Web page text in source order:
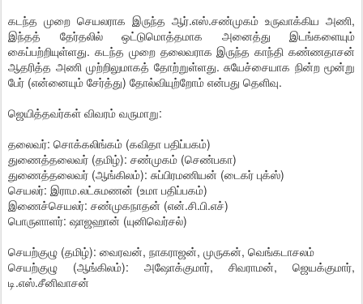
கடந்த முறை செயலராக இருந்த ஆர்.எஸ்.சண்முகம் உருவாக்கிய அணி,
இந்தத் தேர்தலில் ஒட்டுமொத்தமாக அனைத்து இடங்களையும்
கைப்பற்றியுள்ளது. கடந்த முறை தலைவராக இருந்த காந்தி கண்ணதாசன்
ஆதரித்த அணி முற்றிலுமாகத் தோற்றுள்ளது. சுயேச்சையாக நின்ற மூன்று
பேர் (என்னையும் சேர்த்து) தோல்வியுற்றோம் என்பது தெளிவு.
ஜெயித்தவர்கள் விவரம் வருமாறு:
தலைவர்: சொக்கலிங்கம் (கவிதா பதிப்பகம்)
துணைத்தலைவர் (தமிழ்): சண்முகம் (செண்பகா)
துணைத்தலைவர் (ஆங்கிலம்): சுப்பிரமணியன் (டைகர் புக்ஸ்)
செயலர்: இராம.லட்சுமணன் (உமா பதிப்பகம்)
இணைச்செயலர்: சண்முகநாதன் (என்.சி.பி.எச்)
பொருளாளர்: ஷாஜஹான் (யுனிவெர்சல்)
செயற்குழு (தமிழ்): வைரவன், நாகராஜன், முருகன், வெங்கடாசலம்
செயற்குழு (ஆங்கிலம்): அஷோக்குமார், சிவராமன், ஜெயக்குமார்,
டி.எஸ்.சீனிவாசன்